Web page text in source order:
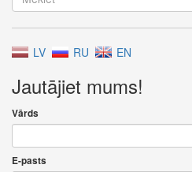
LV RU EN
Jautājiet mums!
Vārds
E-pasts